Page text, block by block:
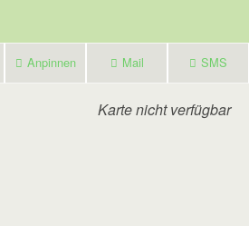
Anpinnen Mail SMS
Karte nicht verfügbar